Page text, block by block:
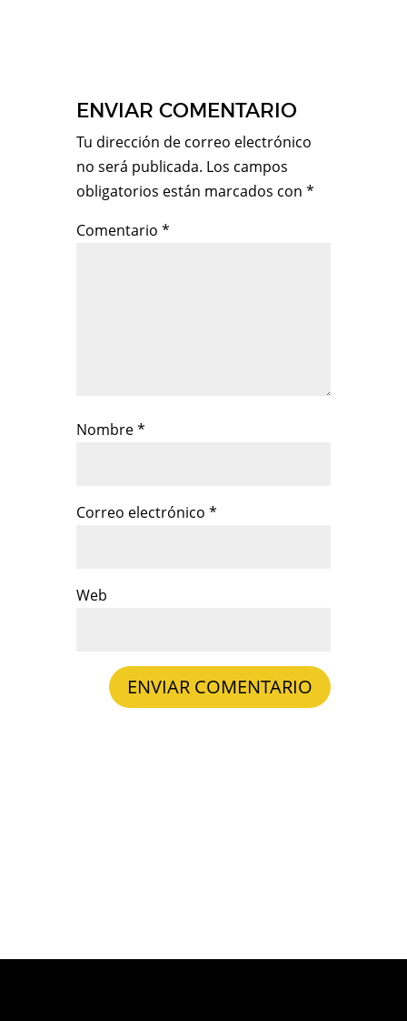
ENVIAR COMENTARIO
Tu dirección de correo electrónico
no será publicada. Los campos
obligatorios están marcados con *
Comentario *
Nombre*
Correo electrónico *
Web